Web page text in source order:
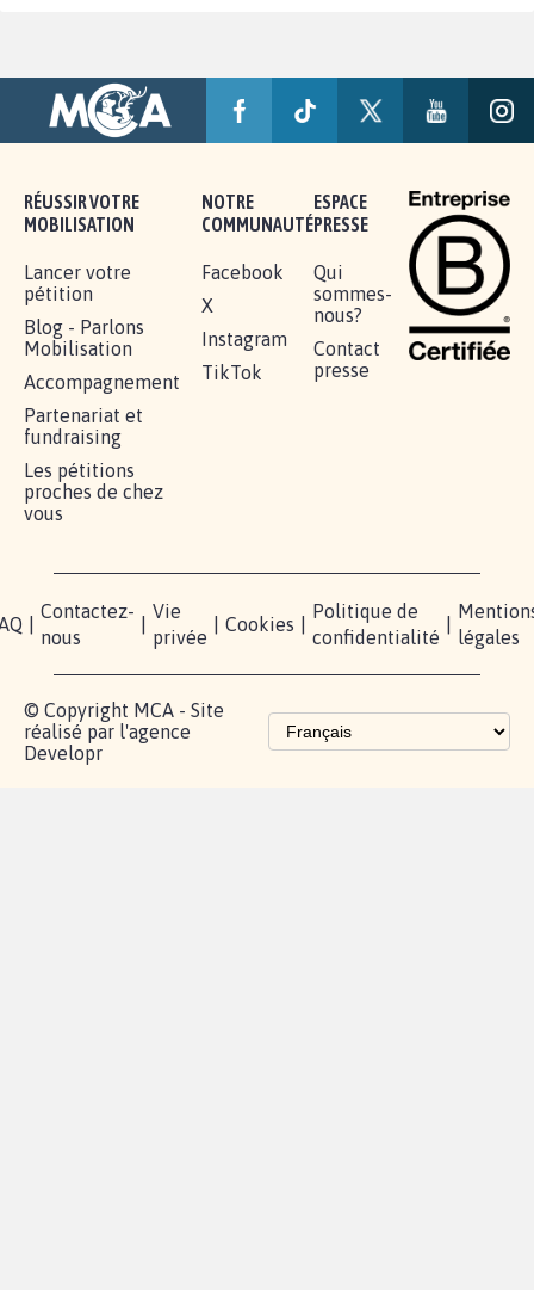
RÉUSSIR VOTRE
MOBILISATION
Lancer votre
pétition
Blog - Parlons
Mobilisation
Accompagnement
Partenariat et
fundraising
Les pétitions
proches de chez
vous
NOTRE
COMMUNAUTÉ
Facebook
X
Instagram
TikTok
ESPACE
PRESSE
Qui
sommes-
nous?
Contact
presse
Contactez-
nous
Vie
privée
Cookies
Politique de
confidentialité
légales
© Copyright MCA - Site
réalisé par l'agence
Developr